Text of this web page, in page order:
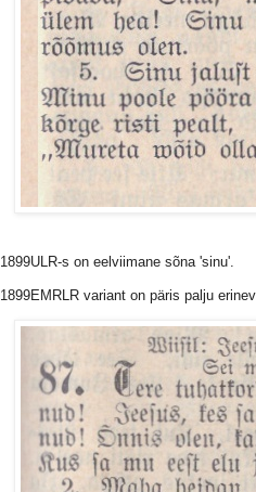
1899ULR-s on eelviimane sõna 'sinu'.
1899EMRLR variant on päris palju